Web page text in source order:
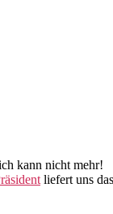
kann nicht mehr!
liefert uns